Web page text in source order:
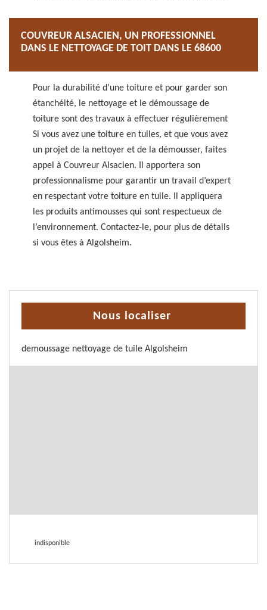
COUVREUR ALSACIEN, UN PROFESSIONNEL
DANS LE NETTOYAGE DE TOIT DANS LE 68600
Pour la durabilité d’une toiture et pour garder son
étanchéité, le nettoyage et le démoussage de
toiture sont des travaux à effectuer régulièrement
Si vous avez une toiture en tuiles, et que vous avez
un projet de la nettoyer et de la démousser, faites
appel à Couvreur Alsacien. Il apportera son
professionnalisme pour garantir un travail d’expert
en respectant votre toiture en tuile. Il appliquera
les produits antimousses qui sont respectueux de
l’environnement. Contactez-le, pour plus de détails
si vous êtes à Algolsheim.
Nous localiser
demoussage nettoyage de tuile Algolsheim
indisponible